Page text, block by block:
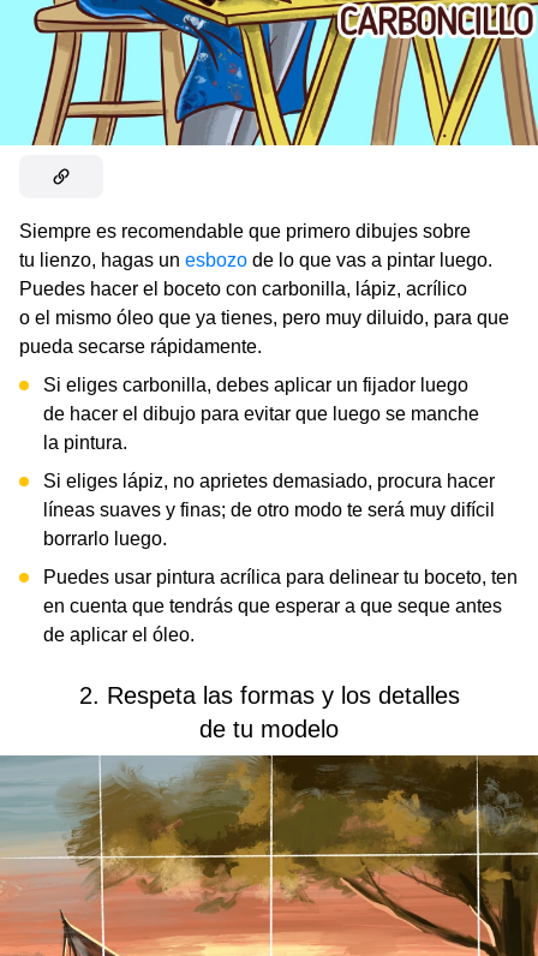
Siempre es recomendable que primero dibujes sobre
tu lienzo, hagas un esbozo de lo que vas a pintar luego.
Puedes hacer el boceto con carbonilla, lápiz, acrílico
o el mismo óleo que ya tienes, pero muy diluido, para que
pueda secarse rápidamente.
Si eliges carbonilla, debes aplicar un fijador luego
de hacer el dibujo para evitar que luego se manche
la pintura.
Si eliges lápiz, no aprietes demasiado, procura hacer
líneas suaves y finas; de otro modo te será muy difícil
borrarlo luego.
Puedes usar pintura acrílica para delinear tu boceto, ten
en cuenta que tendrás que esperar a que seque antes
de aplicar el óleo.
2. Respeta las formas y los detalles
de tu modelo